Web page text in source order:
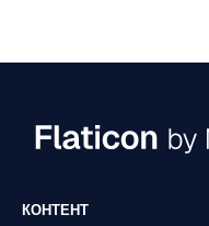
КОНТЕНТ